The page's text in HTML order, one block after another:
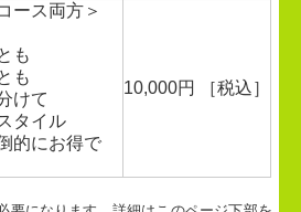
ース両方＞
も
も
けて
タイル
的にお得で
10,000円 ［税込］